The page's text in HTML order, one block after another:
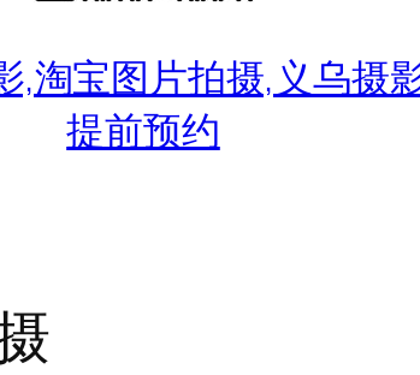
,淘宝图片拍摄,义乌摄
提前预约